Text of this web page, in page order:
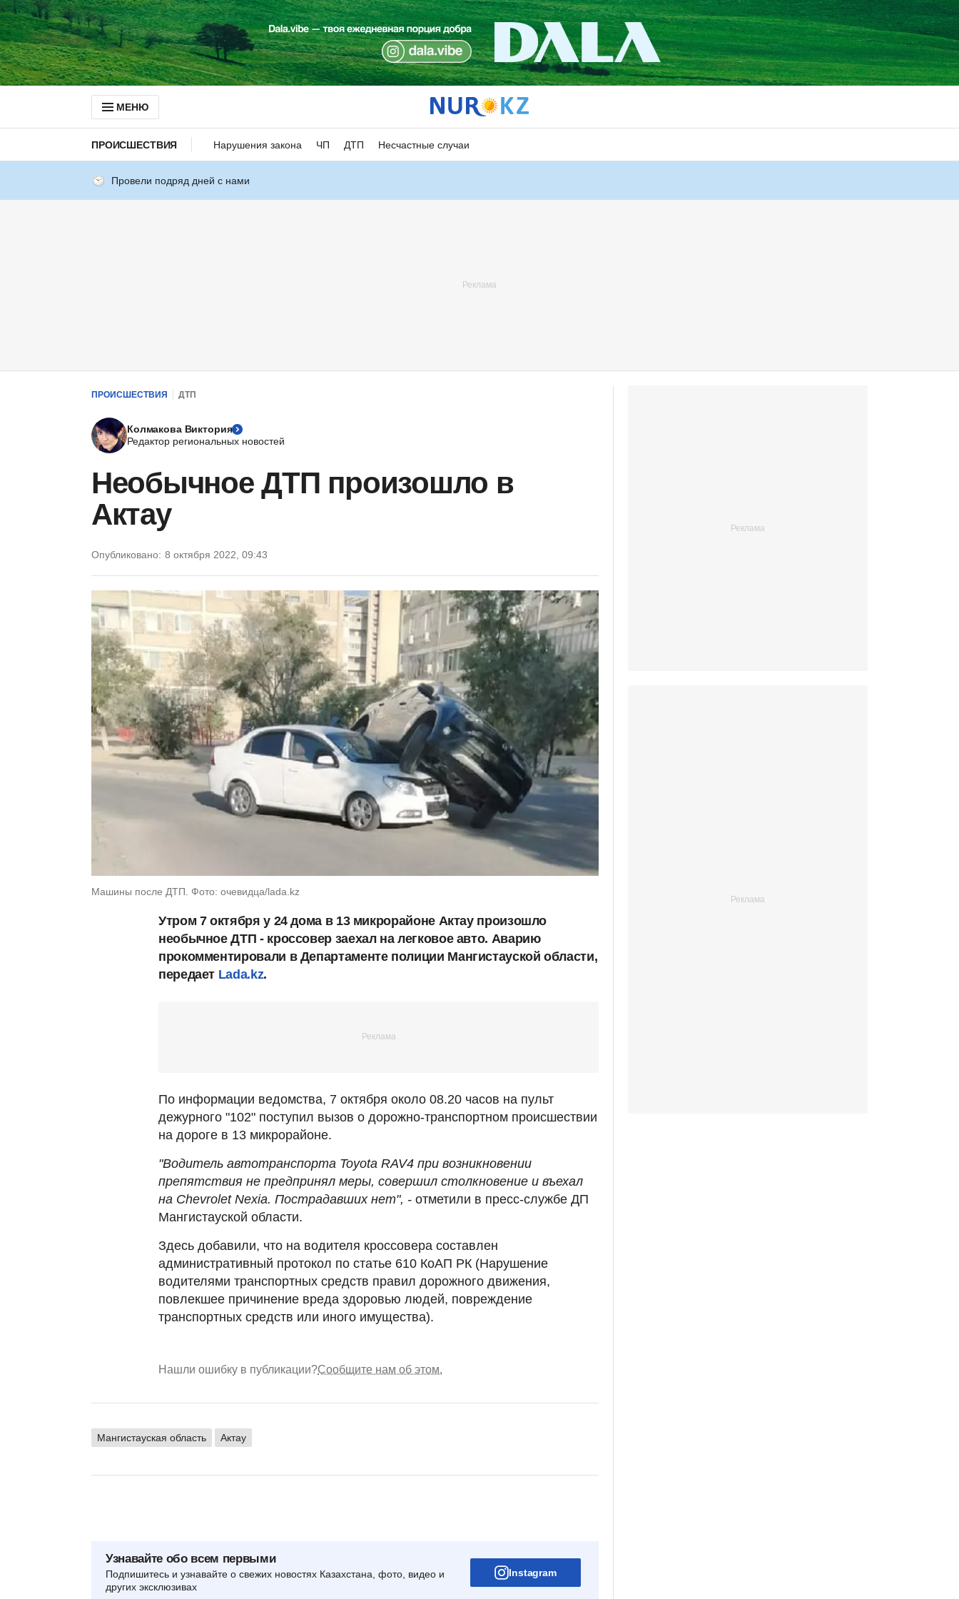
МЕНЮ
ПРОИСШЕСТВИЯ Нарушения закона ЧП ДТП Несчастные случаи
Провели подряд дней с нами
ПРОИСШЕСТВИЯ ДТП
Колмакова Виктория
Редактор региональных новостей
Необычное ДТП произошло в
Актау
Опубликовано: 8 октября 2022, 09:43
Машины после ДТП. Фото: очевидца/lada.kz
Утром 7 октября у 24 дома в 13 микрорайоне Актау произошло
необычное ДТП - кроссовер заехал на легковое авто. Аварию
прокомментировали в Департаменте полиции Мангистауской области,
передает Lada.kz.
По информации ведомства, 7 октября около 08.20 часов на пульт
дежурного "102" поступил вызов о дорожно-транспортном происшествии
на дороге в 13 микрорайоне.
"Водитель автотранспорта Toyota RAV4 при возникновении
препятствия не предпринял меры, совершил столкновение и въехал
на Chevrolet Nexia. Пострадавших нет", - отметили в пресс-службе ДП
Мангистауской области.
Здесь добавили, что на водителя кроссовера составлен
административный протокол по статье 610 КоАП РК (Нарушение
водителями транспортных средств правил дорожного движения,
повлекшее причинение вреда здоровью людей, повреждение
транспортных средств или иного имущества).
Нашли ошибку в публикации?Сообщите нам об этом.
Мангистауская область Актау
Узнавайте обо всем первыми
Подпишитесь и узнавайте о свежих новостях Казахстана, фото, видео и
других эксклюзивах
Instagram